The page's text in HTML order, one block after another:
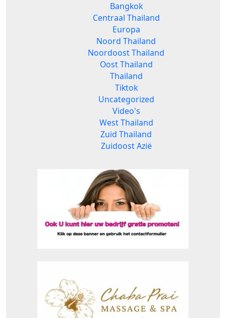
Bangkok
Centraal Thailand
Europa
Noord Thailand
Noordoost Thailand
Oost Thailand
Thailand
Tiktok
Uncategorized
Video's
West Thailand
Zuid Thailand
Zuidoost Azië